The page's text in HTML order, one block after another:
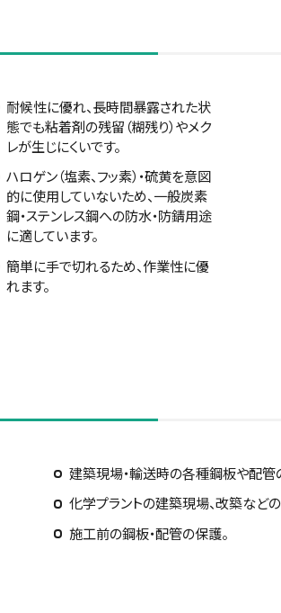
耐候性に優れ、長時間暴露された状
態でも粘着剤の残留（糊残り）やメク
レが生じにくいです。
ハロゲン（塩素、フッ素）・硫黄を意図
的に使用していないため、一般炭素
鋼・ステンレス鋼への防水・防錆用途
に適しています。
簡単に手で切れるため、作業性に優
れます。
建築現場・輸送時の各種鋼板や配管
化学プラントの建築現場、改築など
施工前の鋼板・配管の保護。